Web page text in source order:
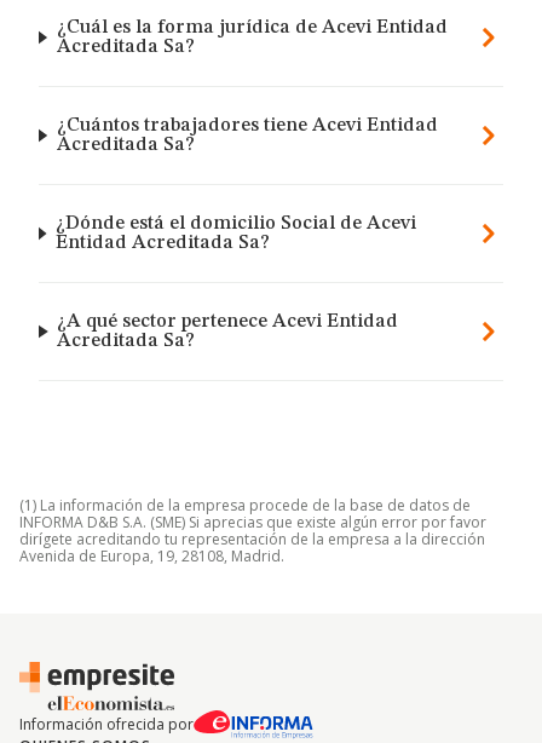
¿Cuál es la forma jurídica de Acevi Entidad
Acreditada Sa?
¿Cuántos trabajadores tiene Acevi Entidad
Acreditada Sa?
¿Dónde está el domicilio Social de Acevi
Entidad Acreditada Sa?
¿A qué sector pertenece Acevi Entidad
Acreditada Sa?
(1) La información de la empresa procede de la base de datos de
INFORMA D&B S.A. (SME) Si aprecias que existe algún error por favor
dirígete acreditando tu representación de la empresa a la dirección
Avenida de Europa, 19, 28108, Madrid.
Información ofrecida por